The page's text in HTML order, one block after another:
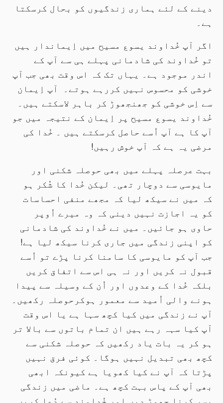
دینے کے لئے ہماری زندگیوں کو بحال کرسکتا
ہے۔
اگر آپ خُداوند یسوع مسیح میں اِیماندار ہیں
تو خُداوند کی شادمانی پہلے ہی سے آپ کے
اندر موجود ہے۔ یہاں تک کہ اس وقت بھی جب آپ
خوشی کو محسوس نہیں کررہے ہوتے۔ آپ اِیمان
سے اِس خوشی کو جھنجھوڑ کر باہر لاسکتے ہیں۔
خُداوند یسوع مسیح پر اِیمان کے نتیجہ میں جو
آپ کا ہے آپ اُسے حاصل کرسکتے ہیں ۔ خُدا کی
مرضی یہ ہے کہ آپ خوش رہیں!
بہت عرصلہ پہلے میں بھی حوصلہ شکنی اور
مایوسی سے دوچار تھی۔ لیکن خُدا کا شُکر ہو
کہ میں نے سیکھ لیا کہ مجھے منفی احساسات
کو یہ اجازت نہیں دینی کہ وہ میرے اُوپر
حاوی ہو جائیں۔ میں نے خُداوند کی شادمانی
کو اپنی زندگی میں جاری کرنا سیکھ لیا ہے!
جب آپ کو مایوسی کا سامنا کرنا پڑے تو اُسے
قبول نہ کریں اور نہ ہی اس سے اتفاق کریں
بلکہ خُدا کے وعدوں اور اُن کے وسیلہ سے پیدا
ہونے والی اُمید سے معمور ہوکرحوصلہ رکھیں۔
آپ نے زندگی میں کیا کچھ سہا ہے یا اس وقت
آپ کیا سہہ رہے ہیں ان تمام باتوں سے بالا تر
ہو کر یہ بات یاد رکھیں کہ حوصلہ شکنی سے
کچھ بھی تبدیل نہیں ہوگا۔ کوئی فرق نہیں
پڑتا کہ آپ نے کیا کھویا ہے کیونکہ ابھی
بھی آپ کے پاس بہت کچھ ہے۔ ماضی میں زندگی
بسر کرنا چھوڑ دیں اور خُداوند سے دُعا کریں